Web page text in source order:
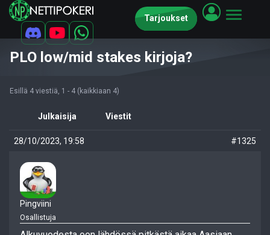
Tarjoukset
PLO low/mid stakes kirjoja?
Esillä 4 viestiä, 1 - 4 (kaikkiaan 4)
Julkaisija Viestit
28/10/2023, 19:58 #1325
Pingviini
Osallistuja